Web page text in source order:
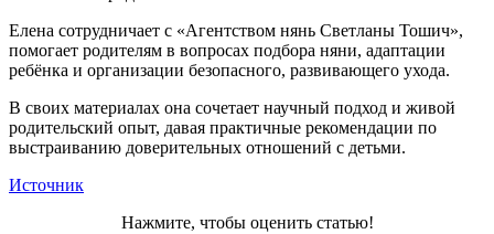
Елена сотрудничает с «Агентством нянь Светланы Тошич»,
помогает родителям в вопросах подбора няни, адаптации
ребёнка и организации безопасного, развивающего ухода.
В своих материалах она сочетает научный подход и живой
родительский опыт, давая практичные рекомендации по
выстраиванию доверительных отношений с детьми.
Источник
Нажмите, чтобы оценить статью!